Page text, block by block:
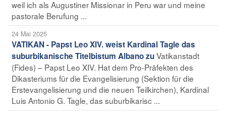
weil ich als Augustiner Missionar in Peru war und meine
pastorale Berufung ...
24 Mai 2025
VATIKAN - Papst Leo XIV. weist Kardinal Tagle das
suburbikanische Titelbistum Albano zuVatikanstadt
(Fides) – Papst Leo XIV. Hat dem Pro-Präfekten des
Dikasteriums für die Evangelisierung (Sektion für die
Erstevangelisierung und die neuen Teilkirchen), Kardinal
Luis Antonio G. Tagle, das suburbikarisc ...